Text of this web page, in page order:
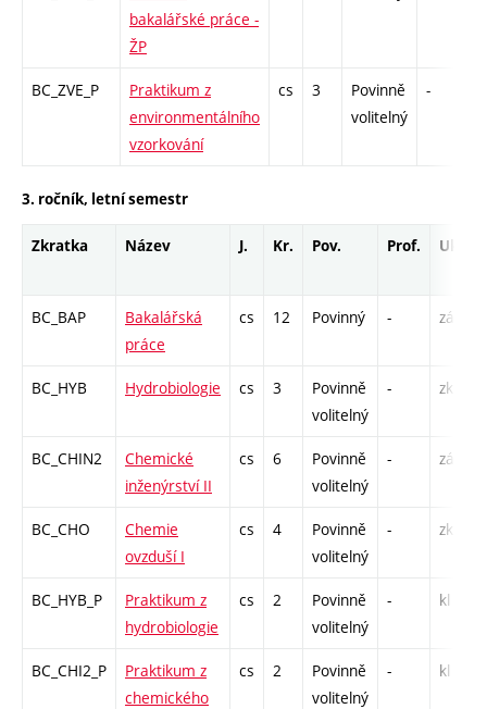
bakalářské práce -
ŽP
BC_ZVE_P
Praktikum z
environmentálního
vzorkování
cs 3
Povinně
volitelný
-
3. ročník, letní semestr
Zkratka Název J. Kr. Pov. Prof. Uk.
BC_BAP
Bakalářská
práce
cs 12 Povinný - zá
BC_HYB Hydrobiologie cs 3
Povinně
volitelný
- zk
BC_CHIN2
Chemické
inženýrství II
cs 6
Povinně
volitelný
- zá,zk
BC_CHO
Chemie
ovzduší I
cs 4
Povinně
volitelný
- zk
BC_HYB_P
Praktikum z
hydrobiologie
cs 2
Povinně
volitelný
- kl
BC_CHI2_P
Praktikum z
chemického
cs 2
Povinně
volitelný
- kl